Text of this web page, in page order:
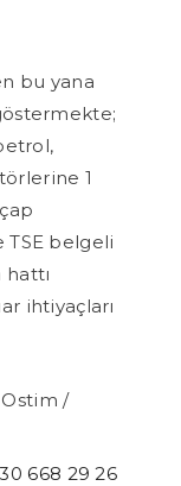
bu yana
1
TSE belgeli
ihtiyaçları
/
668 29 26